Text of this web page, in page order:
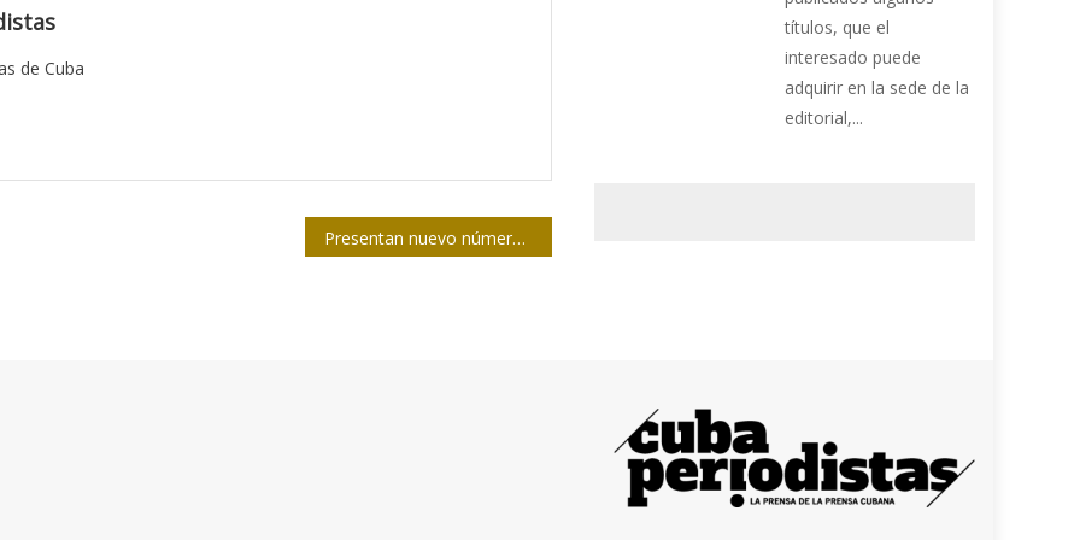
de Cuba
Presentan nuevo número de la revista Opus Habana
títulos, que el
interesado puede
adquirir en la sede de la
editorial,...